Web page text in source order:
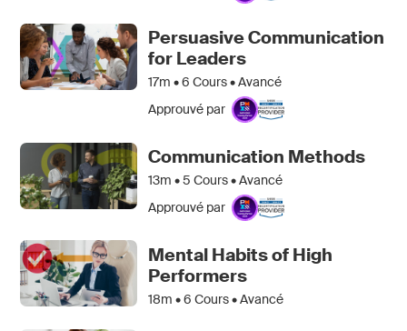
Persuasive Communication
for Leaders
17m •6 Cours • Avancé
Approuvé par
Communication Methods
13m •5 Cours • Avancé
Approuvé par
Mental Habits of High
Performers
18m •6 Cours • Avancé